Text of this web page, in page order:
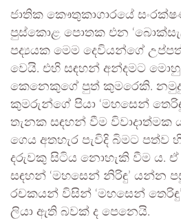
ජාතික කෞතුකාගාරයේ
පුස්කොළ පොතක එන
පද්‍යයක මෙම දෙවියන්ගේ
වෙයි. එහි සඳහන් අන්දමට
කෙනෙකුගේ පුත් කුමරෙකි.
කුමරුන්ගේ පියා ‘මහසෙන්
තැනක සඳහන් වීම විවාදාත්මක
ගෙය අතහැර පැවිදි බිමට පත්ව
දරුවකු සිටිය නොහැකි වීම ය.
සඳහන් ‘මහසෙන් නිරිඳු’ යන්න
රචකයන් විසින් ‘මහසෙන්
ලියා ඇති බවක් ද පෙනෙයි.